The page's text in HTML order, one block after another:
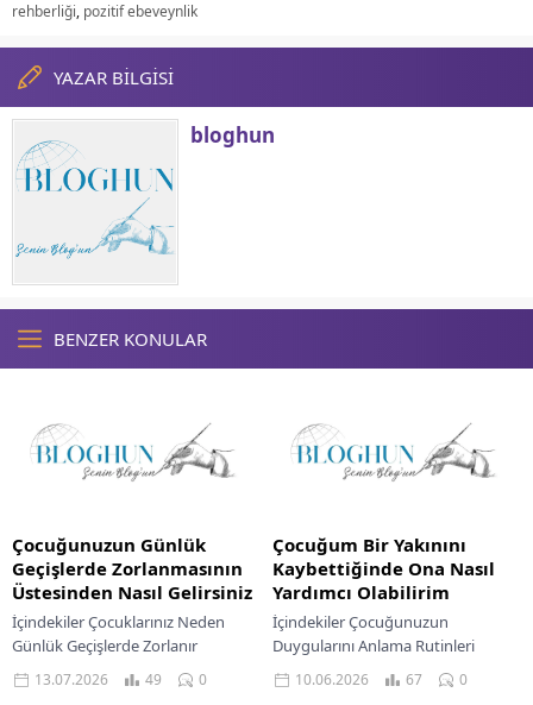
rehberliği, pozitif ebeveynlik
YAZAR BİLGİSİ
bloghun
BENZER KONULAR
Çocuğunuzun Günlük
Geçişlerde Zorlanmasının
Üstesinden Nasıl Gelirsiniz
İçindekiler Çocuklarınız Neden
Günlük Geçişlerde Zorlanır
Anlamak Geçişleri Kolaylaştırmak
İçin İlk Adımlar Ve Rutin Oluşturma
13.07.2026 49 0
Çocuğum Bir Yakınını
Kaybettiğinde Ona Nasıl
Yardımcı Olabilirim
İçindekiler Çocuğunuzun
Duygularını Anlama Rutinleri
Sürdürme Ve Güven Sağlama
Çocuğunuzla Ölümü Konuşmak
10.06.2026 67 0